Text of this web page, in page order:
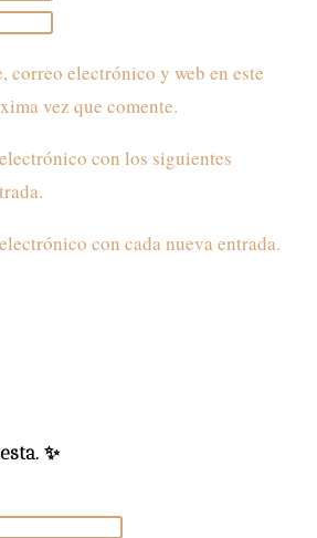
correo electrónico y web en este
vez que comente.
con los siguientes
con cada nueva entrada.
✨